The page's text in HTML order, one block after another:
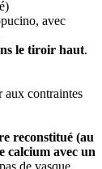
avec
le tiroir haut.
aux contraintes
reconstitué (au
calcium avec un